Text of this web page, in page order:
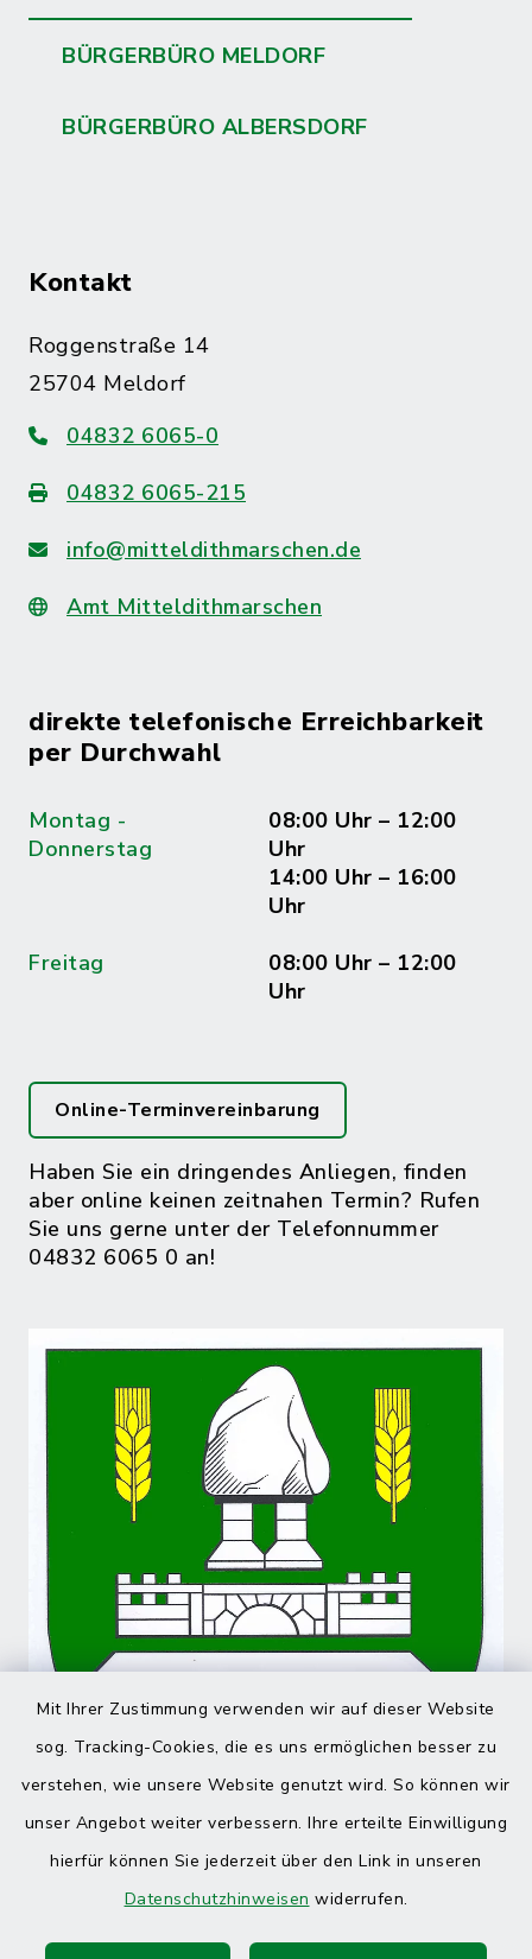
Mit Ihrer Zustimmung verwenden wir auf dieser Website
sog. Tracking-Cookies, die es uns ermöglichen besser zu
verstehen, wie unsere Website genutzt wird. So können wir
unser Angebot weiter verbessern. Ihre erteilte Einwilligung
hierfür können Sie jederzeit über den Link in unseren
Datenschutzhinweisen widerrufen.
BÜRGERBÜRO MELDORF
BÜRGERBÜRO ALBERSDORF
Kontakt
Roggenstraße 14
25704 Meldorf
04832 6065-0
04832 6065-215
info@mitteldithmarschen.de
Amt Mitteldithmarschen
direkte telefonische Erreichbarkeit
per Durchwahl
Montag -
Donnerstag
08:00 Uhr – 12:00
Uhr
14:00 Uhr – 16:00
Uhr
Freitag
08:00 Uhr – 12:00
Uhr
Online-Terminvereinbarung
Haben Sie ein dringendes Anliegen, finden
aber online keinen zeitnahen Termin? Rufen
Sie uns gerne unter der Telefonnummer
04832 6065 0 an!